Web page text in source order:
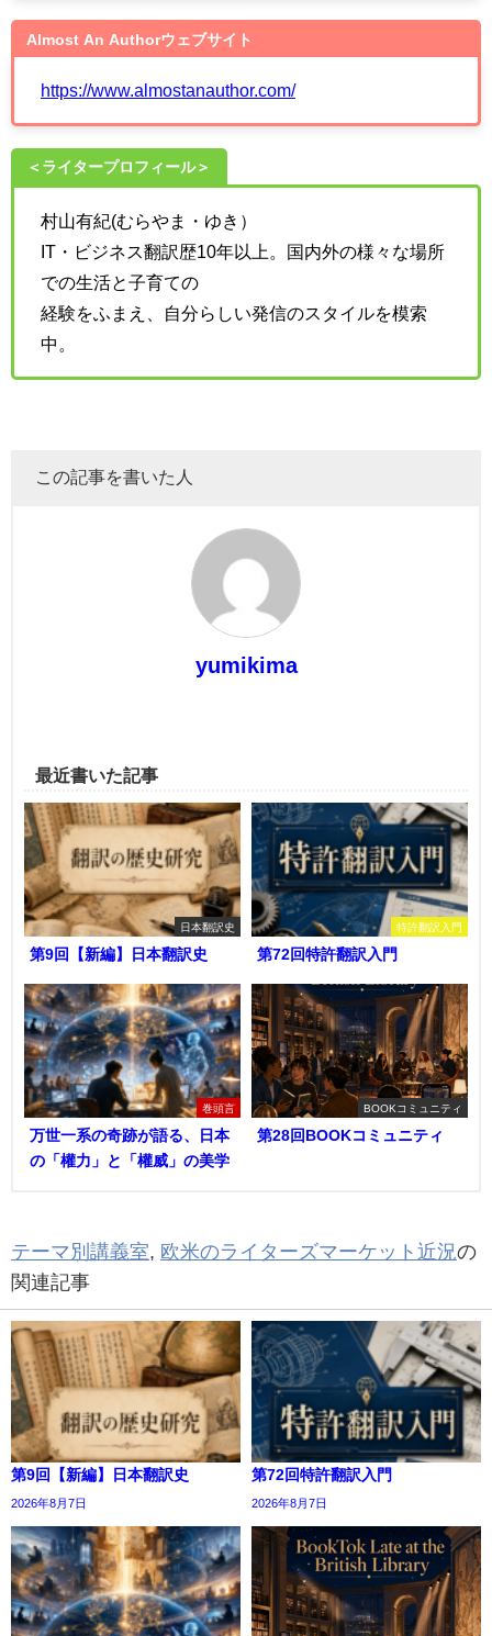
Almost An Authorウェブサイト
https://www.almostanauthor.com/
＜ライタープロフィール＞
村山有紀(むらやま・ゆき）
IT・ビジネス翻訳歴10年以上。国内外の様々な場所
での生活と子育ての
経験をふまえ、自分らしい発信のスタイルを模索
中。
この記事を書いた人
yumikima
最近書いた記事
日本翻訳史
第9回【新編】日本翻訳史
特許翻訳入門
第72回特許翻訳入門
巻頭言
万世一系の奇跡が語る、日本
の「權力」と「權威」の美学
BOOKコミュニティ
第28回BOOKコミュニティ
テーマ別講義室, 欧米のライターズマーケット近況の
関連記事
第9回【新編】日本翻訳史
2026年8月7日
第72回特許翻訳入門
2026年8月7日